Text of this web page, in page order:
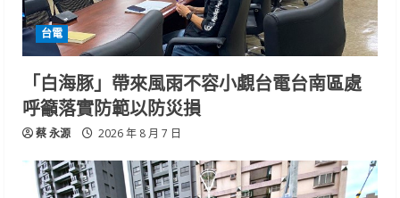
台電
「白海豚」帶來風雨不容小覷台電台南區處
呼籲落實防範以防災損
蔡 永源 2026 年 8 月 7 日